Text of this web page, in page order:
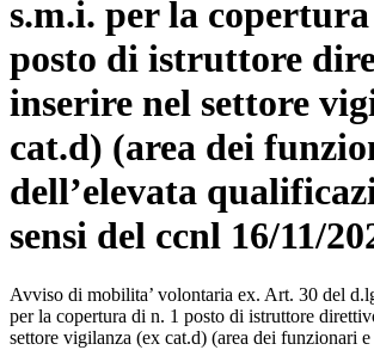
s.m.i. per la
posto di istruttore
inserire nel settore
cat.d) (area dei
dell’elevata
sensi del ccnl 16/11/
Avviso di mobilita’ volontaria ex. Art. 30 del
per la copertura di n. 1 posto di istruttore
settore vigilanza (ex cat.d) (area dei funzionari e